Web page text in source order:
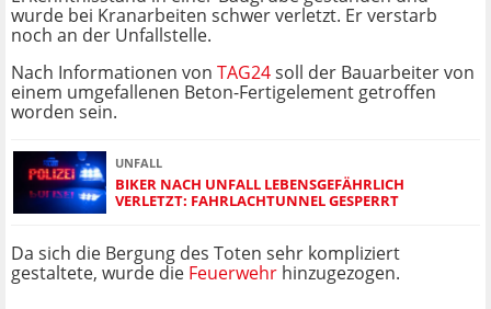
wurde bei Kranarbeiten schwer verletzt. Er verstarb
noch an der Unfallstelle.
Nach Informationen von TAG24soll der Bauarbeiter von
einem umgefallenen Beton-Fertigelement getroffen
worden sein.
UNFALL
BIKER NACH UNFALL LEBENSGEFÄHRLICH
VERLETZT: FAHRLACHTUNNEL GESPERRT
Da sich die Bergung des Toten sehr kompliziert
gestaltete, wurde die Feuerwehr hinzugezogen.